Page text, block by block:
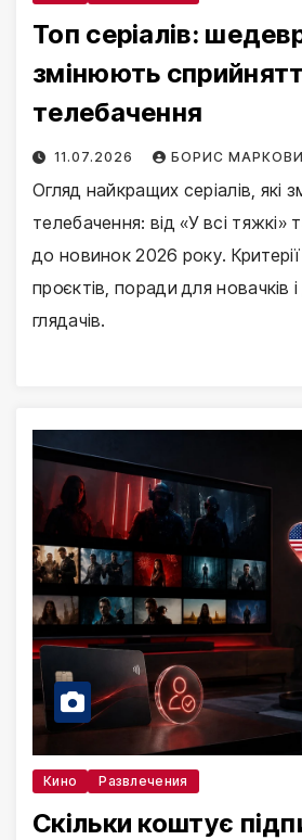
Топ серіалів:
змінюють
телебачення
11.07.2026 БОРИС
Огляд найкращих серіалів, які
телебачення: від «У всі тяжкі»
до новинок 2026 року.
проєктів, поради для новачків
глядачів.
Кино Развлечения
Скільки коштує